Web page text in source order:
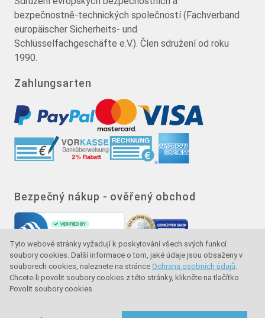
Tyto webové stránky vyžadují k poskytování všech svých funkcí
soubory cookies. Další informace o tom, jaké údaje jsou obsaženy v
souborech cookies, naleznete na stránce Ochrana osobních údajů.
Chcete-li povolit soubory cookies z této stránky, klikněte na tlačítko
Povolit soubory cookies.
bezpečnostně-technických společností (Fachverband
europäischer Sicherheits- und
Schlüsselfachgeschäfte e.V.). Člen sdružení od roku
1990.
Zahlungsarten
Bezpečný nákup - ověřený obchod
Značka kvality - ochrana kupujícího - ochrana